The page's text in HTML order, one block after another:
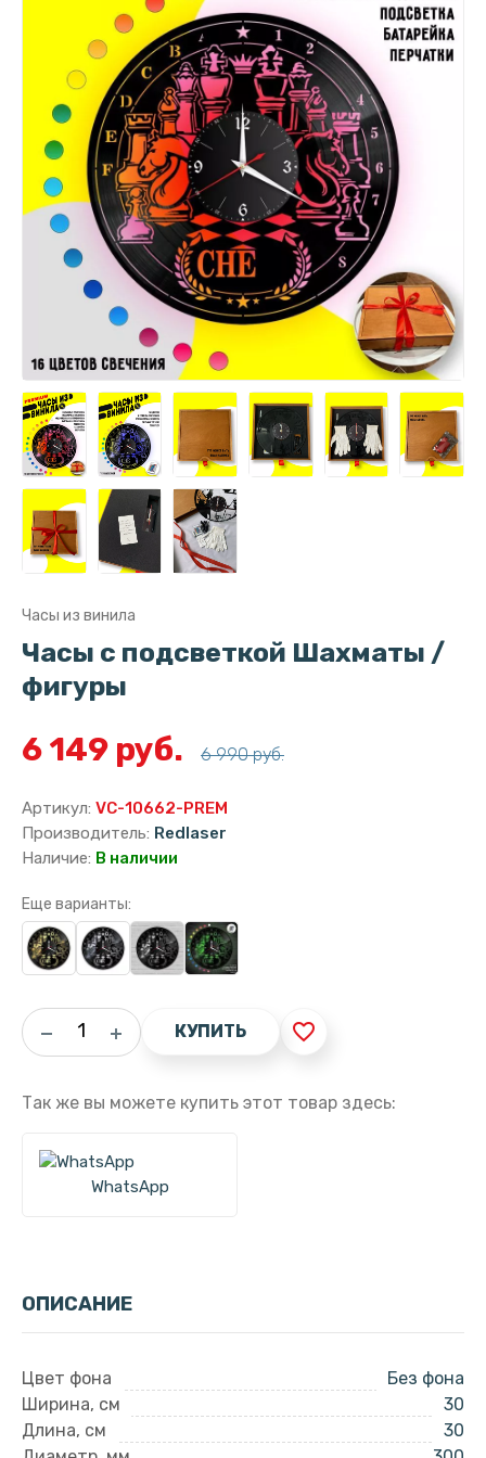
Часы из винила
Часы с подсветкой Шахматы /
фигуры
6 149 руб. 6 990 руб.
Артикул: VC-10662-PREM
Производитель: Redlaser
Наличие: В наличии
Еще варианты:
КУПИТЬ favorite_border
Так же вы можете купить этот товар здесь:
WhatsApp
ОПИСАНИЕ
Цвет фона
Без фона
Ширина, см
30
Длина, см
30